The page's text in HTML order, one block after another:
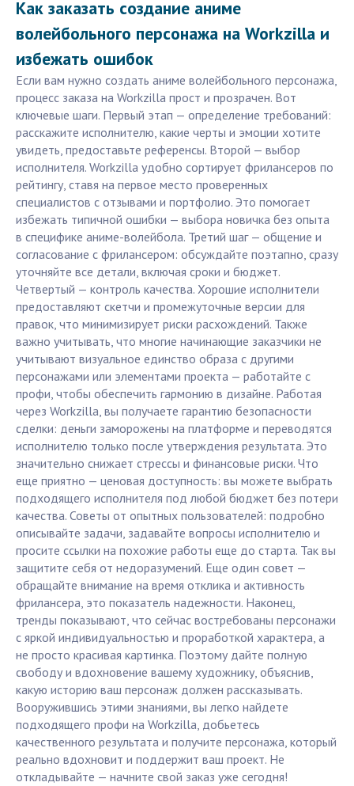
Как заказать создание аниме
волейбольного персонажа на Workzilla и
избежать ошибок
Если вам нужно создать аниме волейбольного персонажа,
процесс заказа на Workzilla прост и прозрачен. Вот
ключевые шаги. Первый этап — определение требований:
расскажите исполнителю, какие черты и эмоции хотите
увидеть, предоставьте референсы. Второй — выбор
исполнителя. Workzilla удобно сортирует фрилансеров по
рейтингу, ставя на первое место проверенных
специалистов с отзывами и портфолио. Это помогает
избежать типичной ошибки — выбора новичка без опыта
в специфике аниме-волейбола. Третий шаг — общение и
согласование с фрилансером: обсуждайте поэтапно, сразу
уточняйте все детали, включая сроки и бюджет.
Четвертый — контроль качества. Хорошие исполнители
предоставляют скетчи и промежуточные версии для
правок, что минимизирует риски расхождений. Также
важно учитывать, что многие начинающие заказчики не
учитывают визуальное единство образа с другими
персонажами или элементами проекта — работайте с
профи, чтобы обеспечить гармонию в дизайне. Работая
через Workzilla, вы получаете гарантию безопасности
сделки: деньги заморожены на платформе и переводятся
исполнителю только после утверждения результата. Это
значительно снижает стрессы и финансовые риски. Что
еще приятно — ценовая доступность: вы можете выбрать
подходящего исполнителя под любой бюджет без потери
качества. Советы от опытных пользователей: подробно
описывайте задачи, задавайте вопросы исполнителю и
просите ссылки на похожие работы еще до старта. Так вы
защитите себя от недоразумений. Еще один совет —
обращайте внимание на время отклика и активность
фрилансера, это показатель надежности. Наконец,
тренды показывают, что сейчас востребованы персонажи
с яркой индивидуальностью и проработкой характера, а
не просто красивая картинка. Поэтому дайте полную
свободу и вдохновение вашему художнику, объяснив,
какую историю ваш персонаж должен рассказывать.
Вооружившись этими знаниями, вы легко найдете
подходящего профи на Workzilla, добьетесь
качественного результата и получите персонажа, который
реально вдохновит и поддержит ваш проект. Не
откладывайте — начните свой заказ уже сегодня!